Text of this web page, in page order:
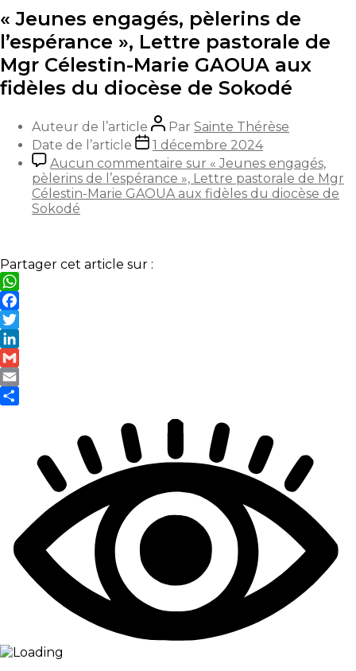
« Jeunes engagés, pèlerins de
l’espérance », Lettre pastorale de
Mgr Célestin-Marie GAOUA aux
fidèles du diocèse de Sokodé
Auteur de l’article Par Sainte Thérèse
Date de l’article
1 décembre 2024
Aucun commentaire sur « Jeunes engagés,
pèlerins de l’espérance », Lettre pastorale de Mgr
Célestin-Marie GAOUA aux fidèles du diocèse de
Sokodé
Partager cet article sur :
WhatsApp
Facebook
Twitter
LinkedIn
Gmail
Email